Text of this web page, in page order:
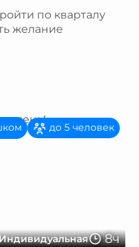
по кварталу
желание
8ч
до 5 человек